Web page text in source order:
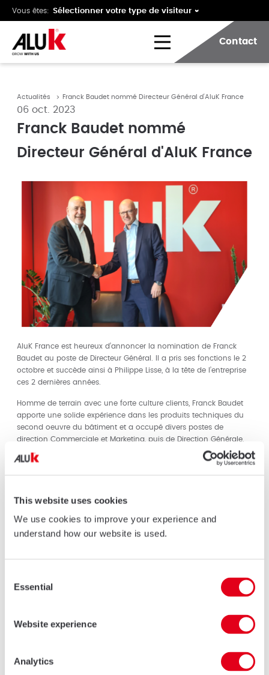
This website uses cookies
We use cookies to improve your experience and
understand how our website is used.
Selection
Essential
Website experience
Analytics
Vous êtes:
Contact
Actualités Franck Baudet nommé Directeur Général d'AluK France
06 oct. 2023
Franck Baudet nommé
Directeur Général d'AluK France
AluK France est heureux d’annoncer la nomination de Franck
Baudet au poste de Directeur Général. Il a pris ses fonctions le 2
octobre et succède ainsi à Philippe Lisse, à la tête de l’entreprise
ces 2 dernières années.
Homme de terrain avec une forte culture clients, Franck Baudet
apporte une solide expérience dans les produits techniques du
second oeuvre du bâtiment et a occupé divers postes de
direction Commerciale et Marketing, puis de Direction Générale.
Franck Baudet sera épaulé par Cédric Ferrandon, Directeur
une offre de produits et services toujours plus pertinente et de
L’équipe AluK France profite de cette occasion pour remercier